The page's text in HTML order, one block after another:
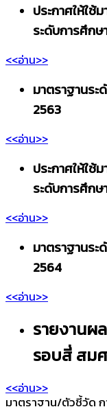
ประกาศให้ใช้
ระดับการศึก
<<อ่าน>>
มาตราฐานร
2563
<<อ่าน>>
ประกาศให้ใช้
ระดับการศึก
<<อ่าน>>
มาตราฐานร
2564
<<อ่าน>>
รายงานผ
รอบสี่ สม
<<อ่าน>>
มาตราฐาน/ตัวชี้วัด ก